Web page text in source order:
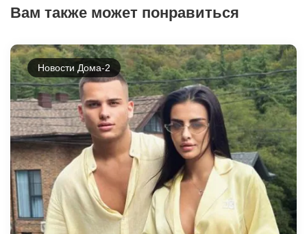
Вам также может понравиться
Новости Дома-2